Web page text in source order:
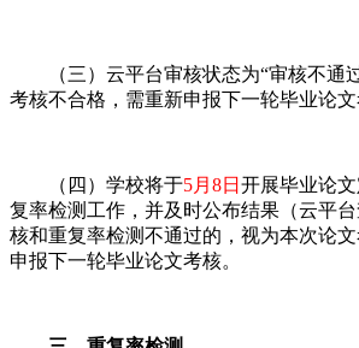
（三）云平台审核状态为“审核不通
考核不合格，需重新申报下一轮毕业论文
（四）学校将于5月8日 开展毕业论
复率检测工作，并及时公布结果（云平
核和重复率检测不通过的，视为本次论
申报下一轮毕业论文考核。